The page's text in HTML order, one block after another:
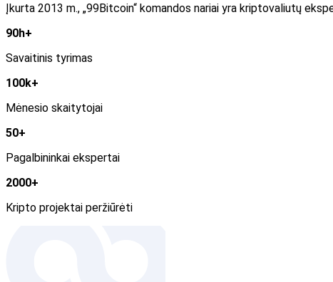
Įkurta 2013 m., „99Bitcoin“ komandos nariai yra kriptovaliutų
90h+
Savaitinis tyrimas
100k+
Mėnesio skaitytojai
50+
Pagalbininkai ekspertai
2000+
Kripto projektai peržiūrėti